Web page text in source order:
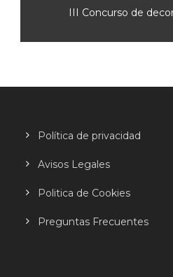
III Concurso de
Política de privacidad
Avisos Legales
Politica de Cookies
Preguntas Frecuentes